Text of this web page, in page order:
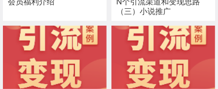
（三）小说推广